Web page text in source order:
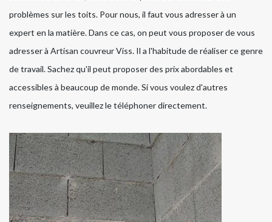
problèmes sur les toits. Pour nous, il faut vous adresser à un
expert en la matière. Dans ce cas, on peut vous proposer de vous
adresser à Artisan couvreur Viss. Il a l'habitude de réaliser ce genre
de travail. Sachez qu'il peut proposer des prix abordables et
accessibles à beaucoup de monde. Si vous voulez d'autres
renseignements, veuillez le téléphoner directement.